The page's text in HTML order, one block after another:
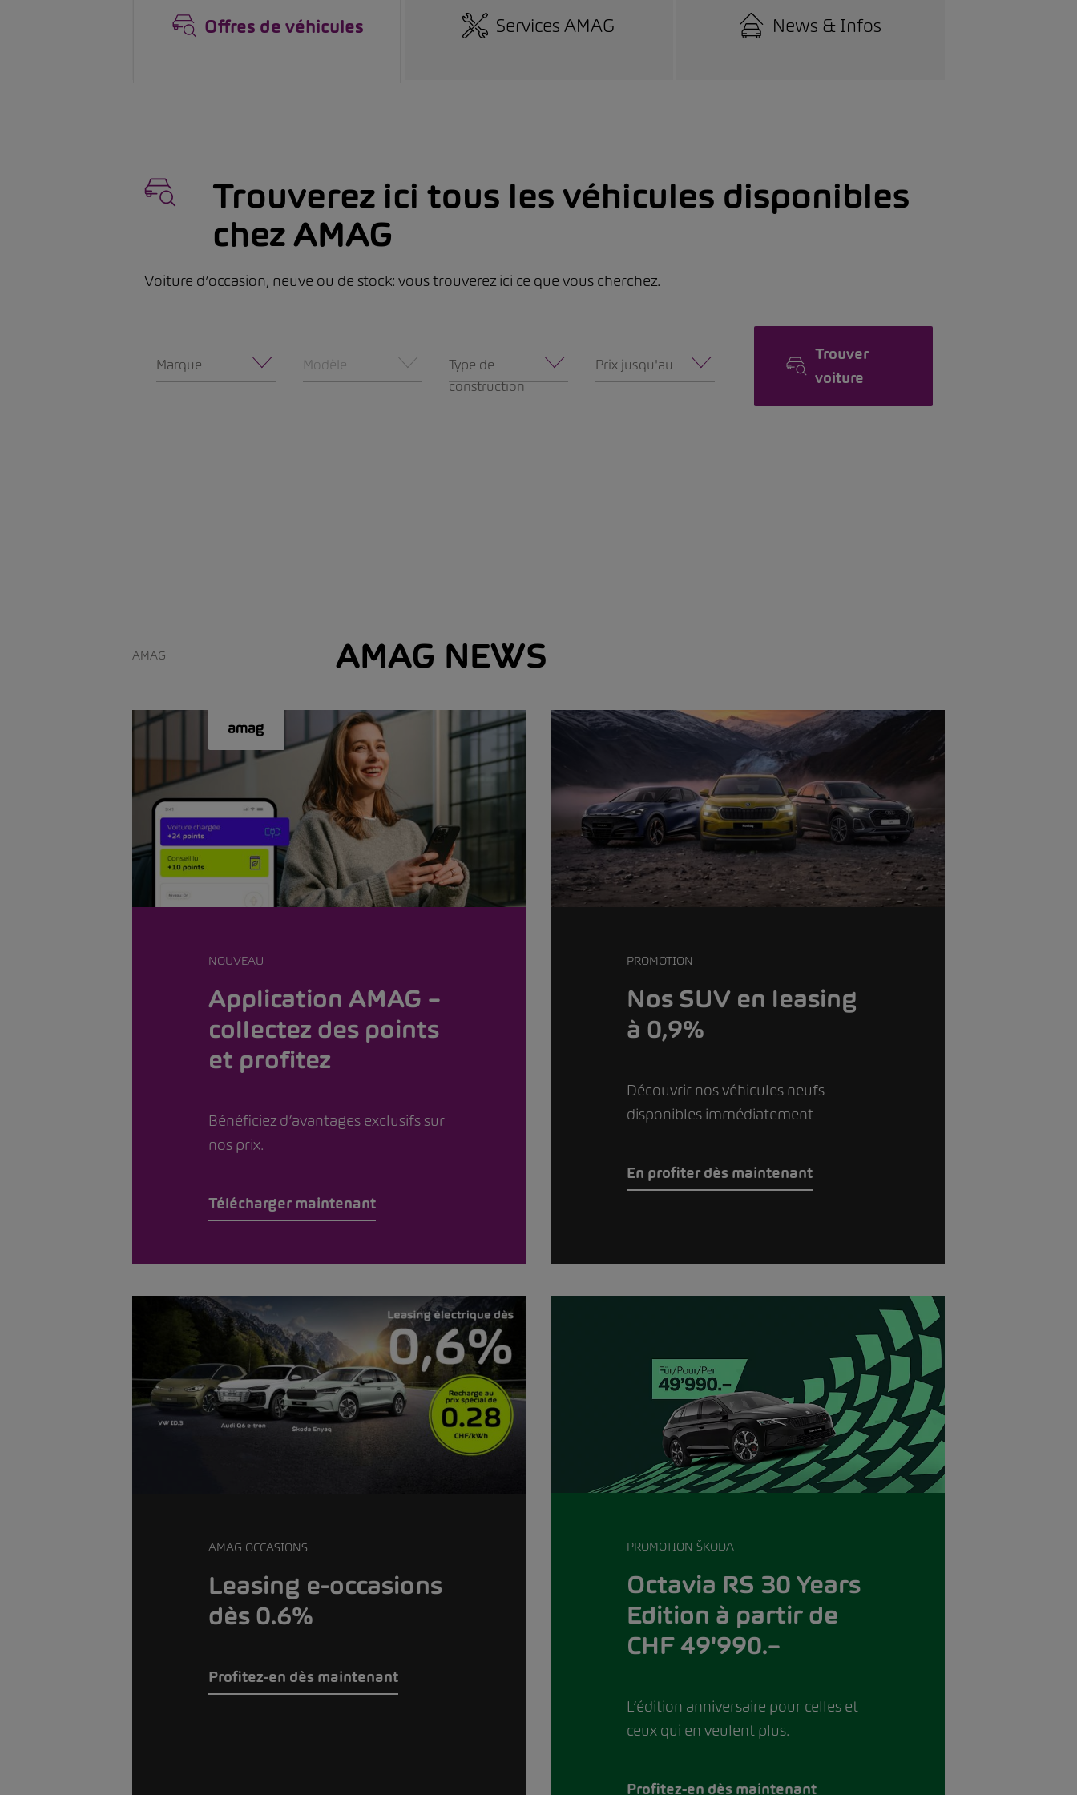
Offres de véhicules Services AMAG News & Infos
Trouverez ici tous les véhicules disponibles
chez AMAG
Voiture d’occasion, neuve ou de stock: vous trouverez ici ce que vous cherchez.
Marque Modèle
Type de
construction
Prix jusqu'au
Trouver
voiture
AMAG AMAG NEWS
NOUVEAU
Application AMAG –
collectez des points
et profitez
Bénéficiez d’avantages exclusifs sur
nos prix.
Télécharger maintenant
PROMOTION
Nos SUV en leasing
à 0,9%
Découvrir nos véhicules neufs
disponibles immédiatement
En profiter dès maintenant
AMAG OCCASIONS
Leasing e-occasions
dès 0.6%
Profitez-en dès maintenant
PROMOTION ŠKODA
Octavia RS 30 Years
Edition à partir de
CHF 49'990.–
L’édition anniversaire pour celles et
ceux qui en veulent plus.
Profitez-en dès maintenant